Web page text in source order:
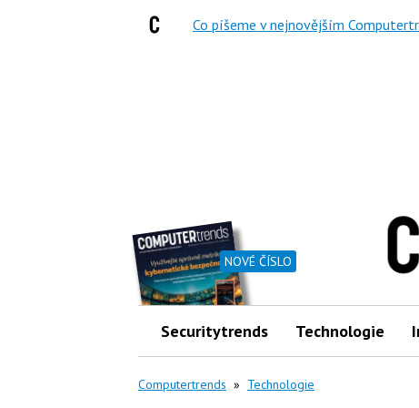
NOVÉ ČÍSLO
Securitytrends Technologie
Computertrends » Technologie
Co píšeme v nejnovějším